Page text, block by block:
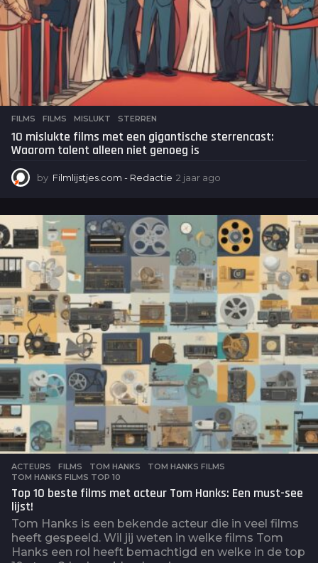
FILMS FILMS ,MISLUKT ,STERREN
10 mislukte films met een gigantische sterrencast:
Waarom talent alleen niet genoeg is
by Filmlijstjes.com - Redactie 2 jaar ago
a
r
a
g
ACTEURS ,FILMS TOM HANKS ,TOM HANKS FILMS
TOM HANKS FILMS TOP 10
Top 10 beste films met acteur Tom Hanks: Een must-see
lijst!
Tom Hanks is een bekende acteur die in veel films
heeft gespeeld. Wil jij weten in welke films Tom
Hanks een rol heeft bemachtigd en welke in de top